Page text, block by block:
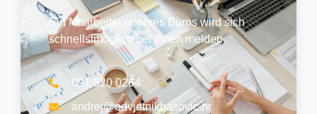
Ein Mitarbeiter unseres Büros wird sich
schnellstmöglich bei Ihnen melden.
091 520 0264
andrej@odvjetnikbasovic.hr